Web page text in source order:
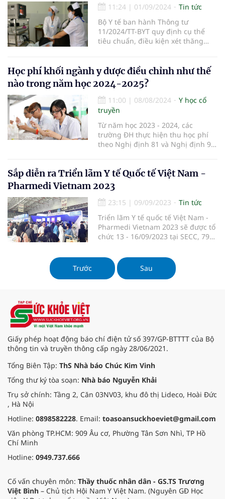
11:24 | 01/09/2024
Tin tức
Bộ Y tế ban hành Thông tư
11/2024/TT-BYT quy định cụ thể
tiêu chuẩn, điều kiện xét thăng
số.
Học phí khối ngành y dược điều chỉnh như thế
nào trong năm học 2024-2025?
11:00 | 08/08/2024
Y học cổ
truyền
Từ năm học 2023 - 2024, các
trường ĐH thực hiện thu học phí
theo Nghị định 81 và Nghị định 97
Sắp diễn ra Triển lãm Y tế Quốc tế Việt Nam -
Pharmedi Vietnam 2023
23:15 | 09/09/2023
Tin tức
Triển lãm Y tế quốc tế Việt Nam -
Pharmedi Vietnam 2023 sẽ được tổ
chức 13 - 16/09/2023 tại SECC, 799
phố Hồ Chí Minh.
Trước
Sau
Giấy phép hoạt động báo chí điện tử số 397/GP-BTTTT của Bộ
thông tin và truyền thông cấp ngày 28/06/2021.
Tổng Biên Tập: ThS Nhà báo Chúc Kim Vinh
Tổng thư ký tòa soạn: Nhà báo Nguyễn Khải
Trụ sở chính: Tầng 2, Căn 03NV03, khu đô thị Lideco, Hoài Đức
, Hà Nội
Hotline: 0898582228. Email: toasoansuckhoeviet@gmail.com
Văn phòng TP.HCM: 909 Âu cơ, Phường Tân Sơn Nhì, TP Hồ
Chí Minh
Hotline: 0949.737.666
Cố vấn chuyên môn: Thầy thuốc nhân dân - GS.TS Trương
Việt Bình – Chủ tịch Hội Nam Y Việt Nam. (Nguyên GĐ Học